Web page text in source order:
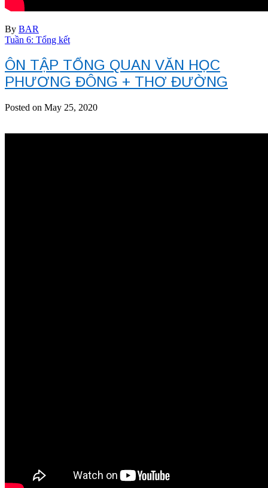
By BAR
Tuần 6: Tổng kết
ÔN TẬP TỔNG QUAN VĂN HỌC
PHƯƠNG ĐÔNG + THƠ ĐƯỜNG
Posted on May 25, 2020